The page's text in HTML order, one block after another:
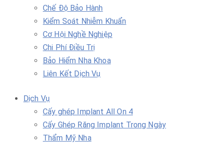
Chế Độ Bảo Hành
Kiểm Soát Nhiễm Khuẩn
Cơ Hội Nghề Nghiệp
Chi Phí Điều Trị
Bảo Hiểm Nha Khoa
Liên Kết Dịch Vụ
Dịch Vụ
Cấy ghép Implant All On 4
Cấy Ghép Răng Implant Trong Ngày
Thẩm Mỹ Nha